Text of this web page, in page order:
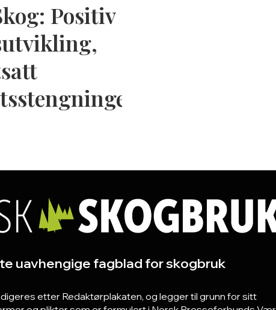
Positiv
uavhengige fagblad for skogbruk
etter Redaktørplakaten, og legger til grunn for sitt